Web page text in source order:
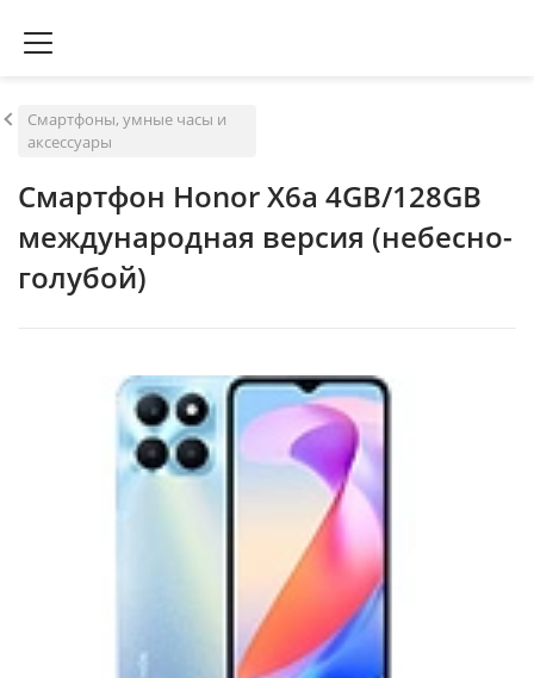
Смартфоны, умные часы и
аксессуары
Смартфон Honor X6a 4GB/128GB
международная версия (небесно-
голубой)